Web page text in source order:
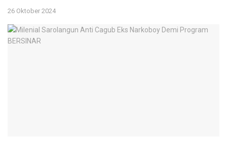
26 Oktober 2024